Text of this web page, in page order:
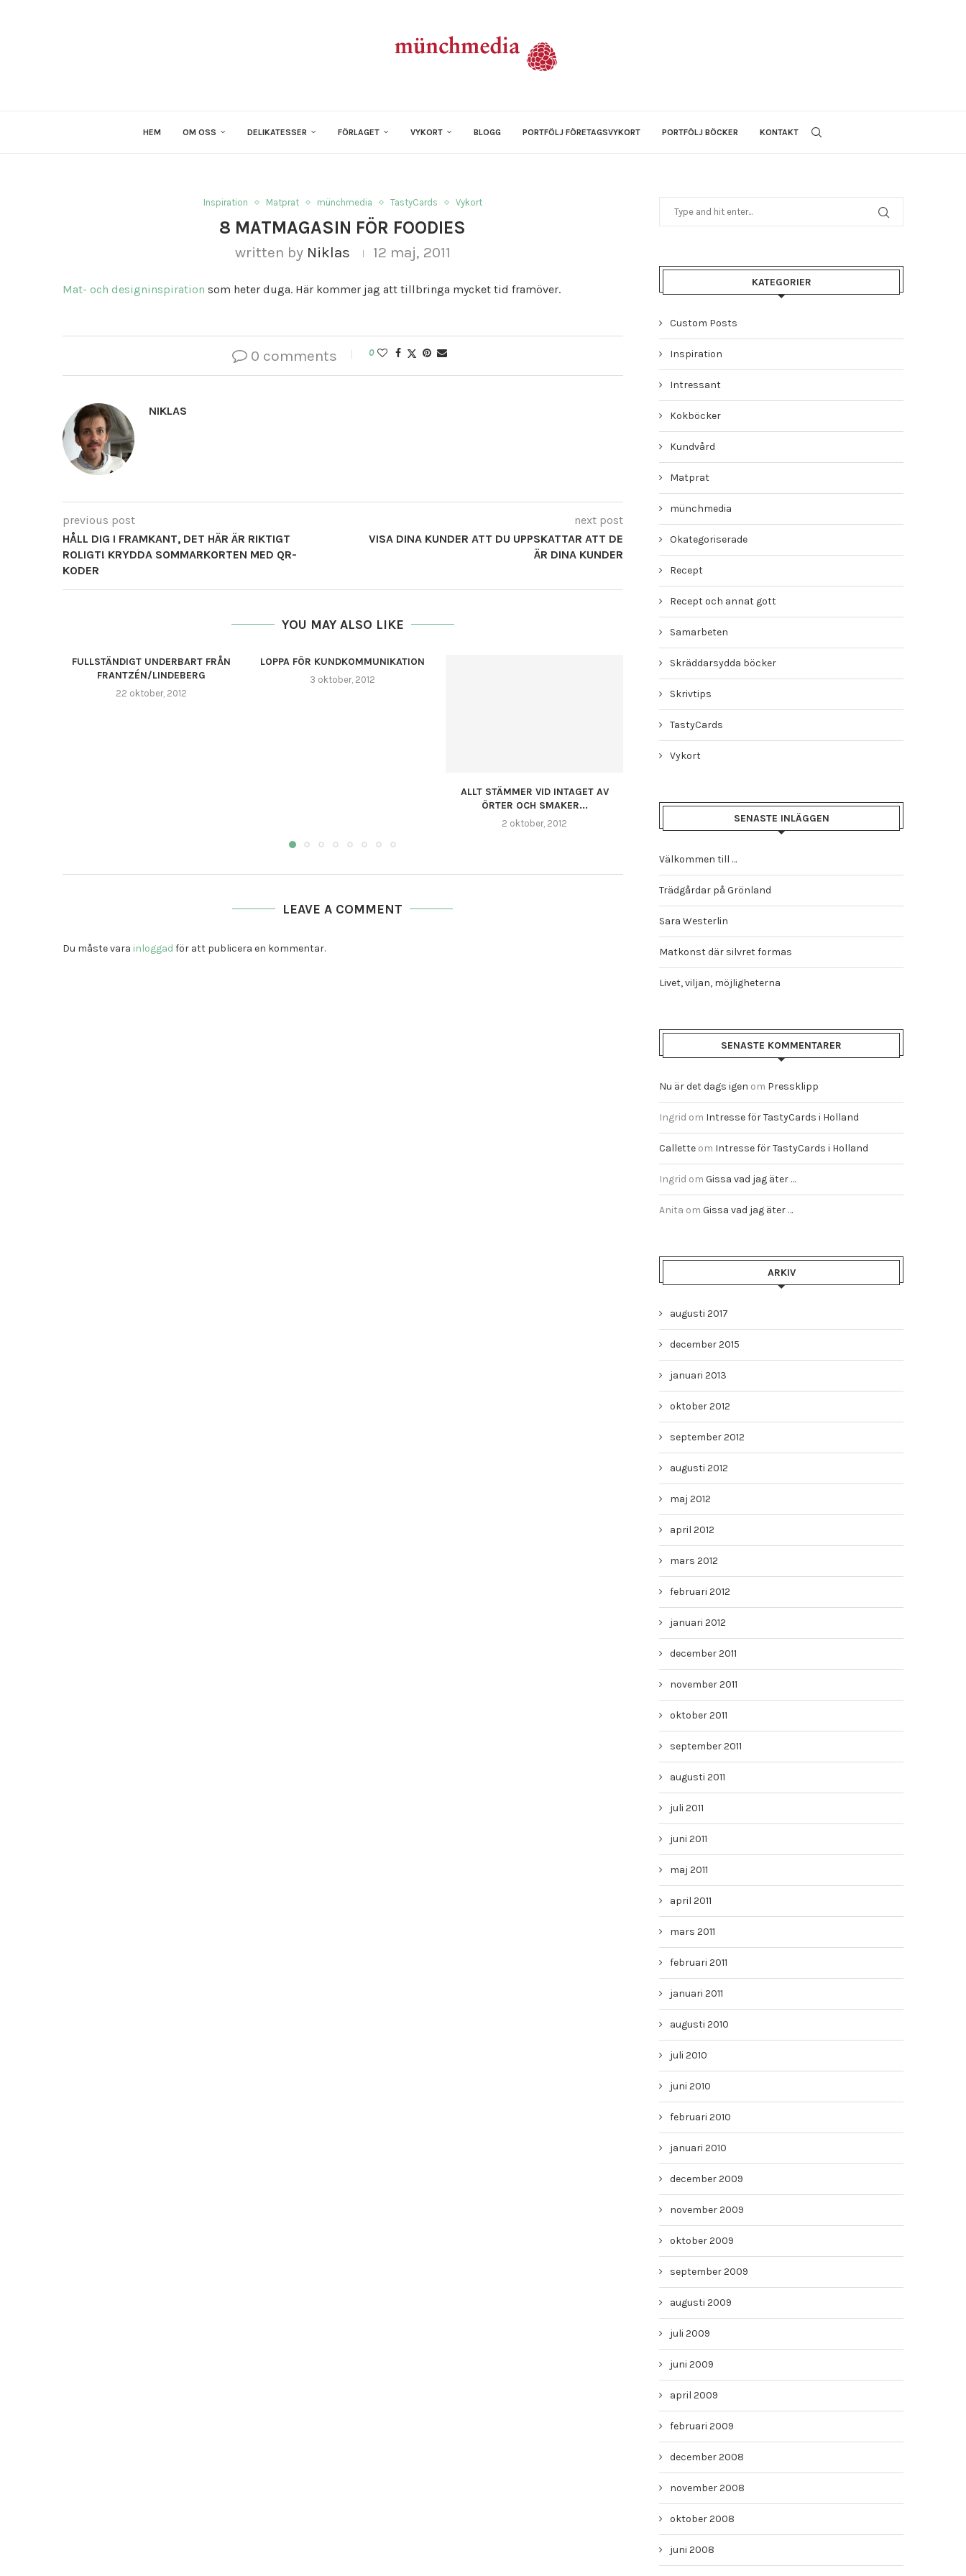
HEM OM OSS DELIKATESSER FÖRLAGET VYKORT BLOGG PORTFÖLJ FÖRETAGSVYKORT PORTFÖLJ BÖCKER KONTAKT
Inspiration Matprat münchmedia TastyCards Vykort
8 MATMAGASIN FÖR FOODIES
written by Niklas 12 maj, 2011
Mat- och designinspiration som heter duga. Här kommer jag att tillbringa mycket tid framöver.
0 comments 0
NIKLAS
previous post
HÅLL DIG I FRAMKANT, DET HÄR ÄR RIKTIGT
ROLIGT! KRYDDA SOMMARKORTEN MED QR-
KODER
next post
VISA DINA KUNDER ATT DU UPPSKATTAR ATT DE
ÄR DINA KUNDER
YOU MAY ALSO LIKE
FULLSTÄNDIGT UNDERBART FRÅN
FRANTZÉN/LINDEBERG
22 oktober, 2012
LOPPA FÖR KUNDKOMMUNIKATION
3 oktober, 2012
ALLT STÄMMER VID INTAGET AV
ÖRTER OCH SMAKER...
2 oktober, 2012
STAMGÄST I IHYLLIE FRÅN DIN
2 oktober, 2012
LÄCKRA BÖCKER
LEAVE A COMMENT
Du måste vara inloggad för att publicera en kommentar.
KATEGORIER
Custom Posts
Inspiration
Intressant
Kokböcker
Kundvård
Matprat
münchmedia
Okategoriserade
Recept
Recept och annat gott
Samarbeten
Skräddarsydda böcker
Skrivtips
TastyCards
Vykort
SENASTE INLÄGGEN
Välkommen till …
Trädgårdar på Grönland
Sara Westerlin
Matkonst där silvret formas
Livet, viljan, möjligheterna
SENASTE KOMMENTARER
Nu är det dags igen om Pressklipp
Ingrid om Intresse för TastyCards i Holland
Callette om Intresse för TastyCards i Holland
Ingrid om Gissa vad jag äter …
Anita om Gissa vad jag äter …
ARKIV
augusti 2017
december 2015
januari 2013
oktober 2012
september 2012
augusti 2012
maj 2012
april 2012
mars 2012
februari 2012
januari 2012
december 2011
november 2011
oktober 2011
september 2011
augusti 2011
juli 2011
juni 2011
maj 2011
april 2011
mars 2011
februari 2011
januari 2011
augusti 2010
juli 2010
juni 2010
februari 2010
januari 2010
december 2009
november 2009
oktober 2009
september 2009
augusti 2009
juli 2009
juni 2009
april 2009
februari 2009
december 2008
november 2008
oktober 2008
juni 2008